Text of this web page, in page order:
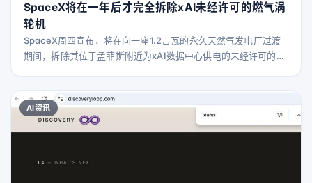
SpaceX将在一年后才完全拆除xAI未经许可的燃气涡
轮机
SpaceX周四宣布，将在向一座1.2吉瓦的永久天然气发电厂过渡
期间，拆除其位于孟菲斯附近为xAI数据中心供电的未经许可的燃
心供电，其中许多已经运行了数月。NAACP和南方环境法律中心
已就xAI使用未经许可的涡轮机提起诉讼。 SpaceX于今年2月收
购了xAI。在其首
AI资讯